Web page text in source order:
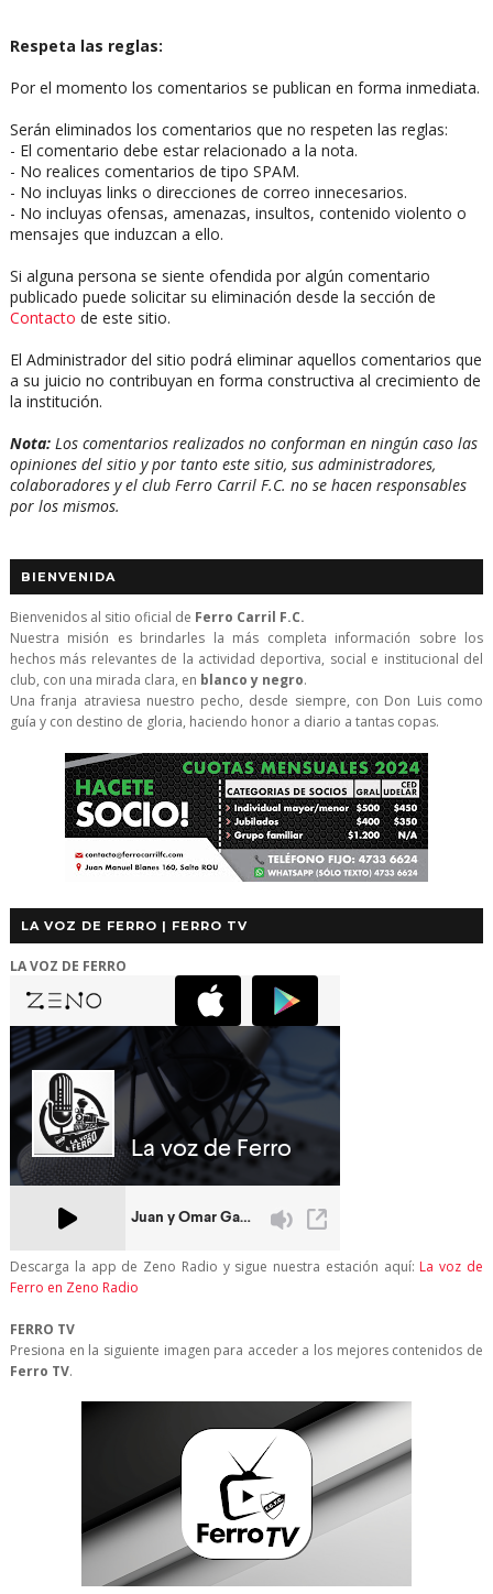
Respeta las reglas:
Por el momento los comentarios se publican en forma inmediata.
Serán eliminados los comentarios que no respeten las reglas:
- El comentario debe estar relacionado a la nota.
- No realices comentarios de tipo SPAM.
- No incluyas links o direcciones de correo innecesarios.
- No incluyas ofensas, amenazas, insultos, contenido violento o
mensajes que induzcan a ello.
Si alguna persona se siente ofendida por algún comentario
publicado puede solicitar su eliminación desde la sección de
Contacto de este sitio.
El Administrador del sitio podrá eliminar aquellos comentarios que
a su juicio no contribuyan en forma constructiva al crecimiento de
la institución.
Nota:Los comentarios realizados no conforman en ningún caso las
opiniones del sitio y por tanto este sitio, sus administradores,
colaboradores y el club Ferro Carril F.C. no se hacen responsables
por los mismos.
BIENVENIDA
Bienvenidos al sitio oficial de Ferro Carril F.C.
Nuestra misión es brindarles la más completa información sobre los
hechos más relevantes de la actividad deportiva, social e institucional del
club, con una mirada clara, en blanco y negro.
Una franja atraviesa nuestro pecho, desde siempre, con Don Luis como
guía y con destino de gloria, haciendo honor a diario a tantas copas.
LA VOZ DE FERRO | FERRO TV
LA VOZ DE FERRO
Descarga la app de Zeno Radio y sigue nuestra estación aquí: La voz de
Ferro en Zeno Radio
FERRO TV
Presiona en la siguiente imagen para acceder a los mejores contenidos de
Ferro TV.